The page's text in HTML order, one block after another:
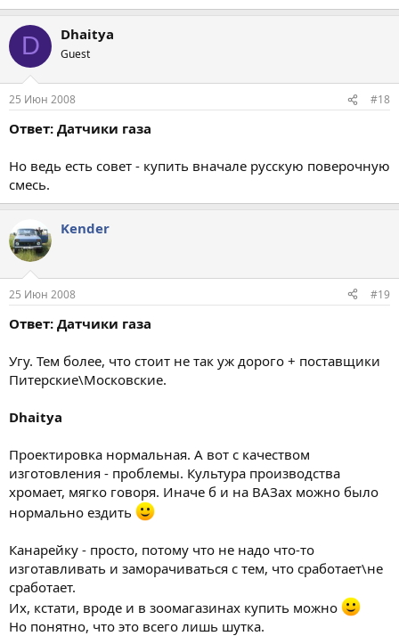
D Dhaitya
Guest
25 Июн 2008 #18
Ответ: Датчики газа
Но ведь есть совет - купить вначале русскую поверочную
смесь.
Kender
25 Июн 2008 #19
Ответ: Датчики газа
Угу. Тем более, что стоит не так уж дорого + поставщики
Питерские\Московские.
Dhaitya
Проектировка нормальная. А вот с качеством
изготовления - проблемы. Культура производства
хромает, мягко говоря. Иначе б и на ВАЗах можно было
нормально ездить
Канарейку - просто, потому что не надо что-то
изготавливать и заморачиваться с тем, что сработает\не
сработает.
Их, кстати, вроде и в зоомагазинах купить можно
Но понятно, что это всего лишь шутка.